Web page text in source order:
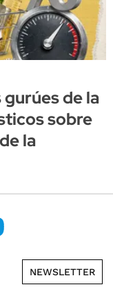
de la
sobre
la
NEWSLETTER